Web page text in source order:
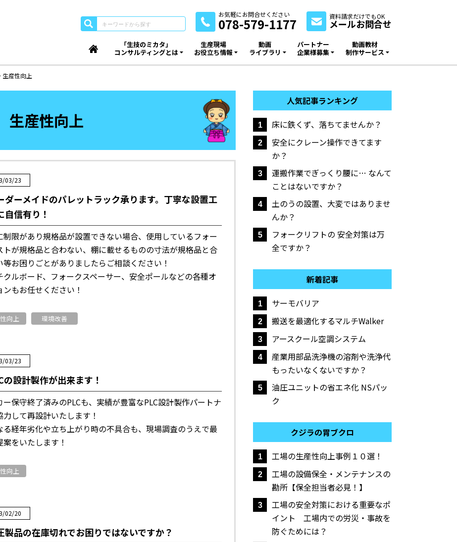
お気軽にお問合せください
078-579-1177 資料請求だけでもOK
メールお問合せ
「生技のミカタ」
コンサルティングとは
生産現場
お役立ち情報
動画
ライブラリ
パートナー
企業様募集
動画教材
制作サービス
生産性向上
生産性向上
03/23
ダーメイドのパレットラック承ります。丁寧な設置工
自信有り！
制限があり規格品が設置できない場合、使用しているフォー
トが規格品と合わない、棚に載せるものの寸法が規格品と合
等お困りごとがありましたらご相談ください！
クルボード、フォークスペーサー、安全ポールなどの各種オ
ンもお任せください！
向上 環境改善
03/23
の設計製作が出来ます！
ー保守終了済みのPLCも、実績が豊富なPLC設計製作パートナ
力して再設計いたします！
る経年劣化や立ち上がり時の不具合も、現場調査のうえで最
案をいたします！
向上
02/20
製品の在庫切れでお困りではないですか？
人気記事ランキング
1 床に鉄くず、落ちてませんか？
2
安全にクレーン操作できてます
か？
3
運搬作業でぎっくり腰に… なんて
ことはないですか？
4
土のうの設置、大変ではありませ
んか？
5
フォークリフトの 安全対策は万
全ですか？
新着記事
1 サーモバリア
2 搬送を最適化するマルチWalker
3 アースクール空調システム
4
産業用部品洗浄機の溶剤や洗浄代
もったいなくないですか？
5
油圧ユニットの省エネ化 NSパッ
ク
クジラの胃ブクロ
1 工場の生産性向上事例１０選！
2
工場の設備保全・メンテナンスの
勘所【保全担当者必見！】
3
工場の安全対策における重要なポ
イント 工場内での労災・事故を
防ぐためには？